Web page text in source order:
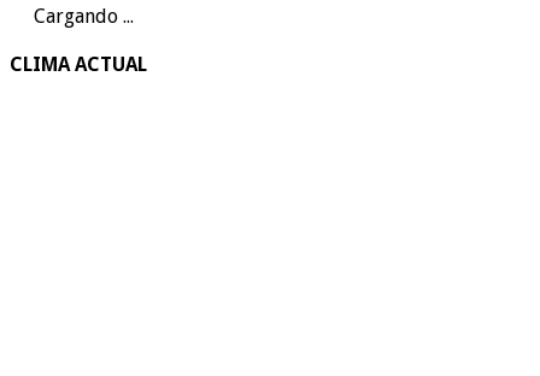
Cargando ...
CLIMA ACTUAL